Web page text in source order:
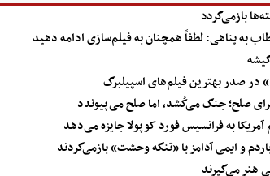
بازمی‌گردد
صلح؛ جنگ می‌کُشد، اما صلح می‌پیوندد
به فرانسیس فورد کوپولا جایزه می‌دهد
و ایمی آدامز با «تنگه وحشت» بازمی‌گردند
هنر می‌گیرند